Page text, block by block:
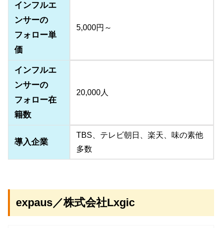
インフルエ
ンサーの
フォロー単
価
5,000円～
インフルエ
ンサーの
フォロー在
籍数
20,000人
導入企業
TBS、テレビ朝日、楽天、味の素他
多数
expaus／株式会社Lxgic